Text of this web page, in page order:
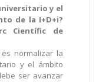
y el
de la I+D+i?
Científic de
normalizar la
y el ámbito
ser avanzar